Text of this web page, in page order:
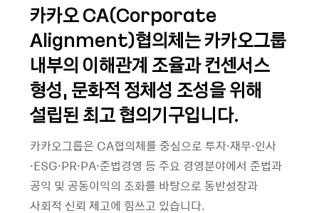
카카오 CA(Corporate
Alignment)협의체는 카카오그룹
내부의 이해관계 조율과 컨센서스
형성, 문화적 정체성 조성을 위해
설립된 최고 협의기구입니다.
카카오그룹은 CA협의체를 중심으로 투자·재무·인사
·ESG·PR·PA·준법경영 등 주요 경영분야에서 준법과
공익 및 공동이익의 조화를 바탕으로 동반성장과
사회적 신뢰 제고에 힘쓰고 있습니다.